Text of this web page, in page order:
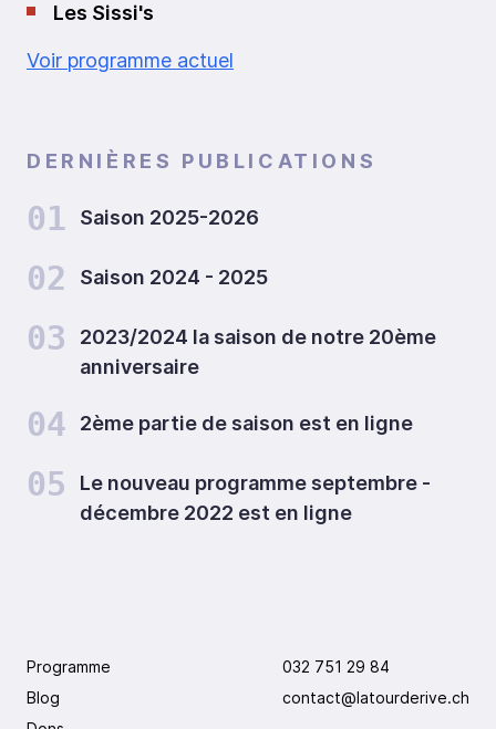
Les Sissi's
Voir programme actuel
DERNIÈRES PUBLICATIONS
01 Saison 2025-2026
02 Saison 2024 - 2025
03
2023/2024 la saison de notre 20ème
anniversaire
04 2ème partie de saison est en ligne
05
Le nouveau programme septembre -
décembre 2022 est en ligne
Programme
Blog
032 751 29 84
contact@latourderive.ch